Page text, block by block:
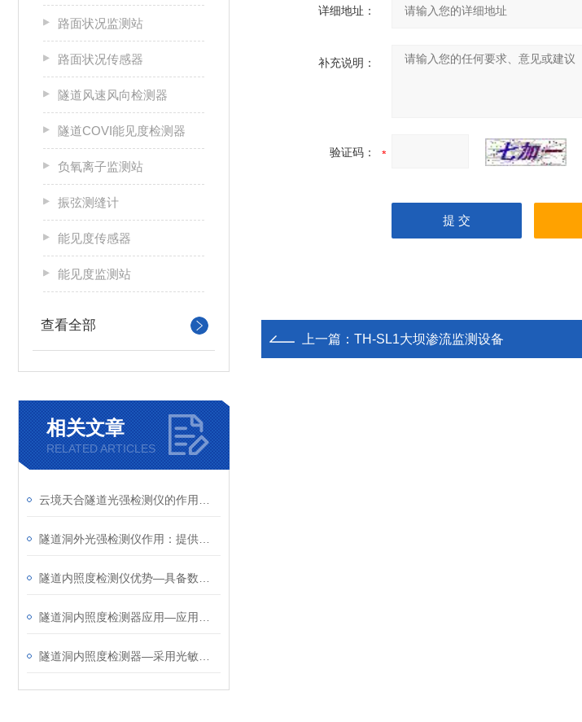
路面状况监测站
路面状况传感器
隧道风速风向检测器
隧道COVI能见度检测器
负氧离子监测站
振弦测缝计
能见度传感器
能见度监测站
查看全部
相关文章
RELATED ARTICLES
详细地址：
补充说明：
验证码：
上一篇： TH-SL1大坝渗流监测设备